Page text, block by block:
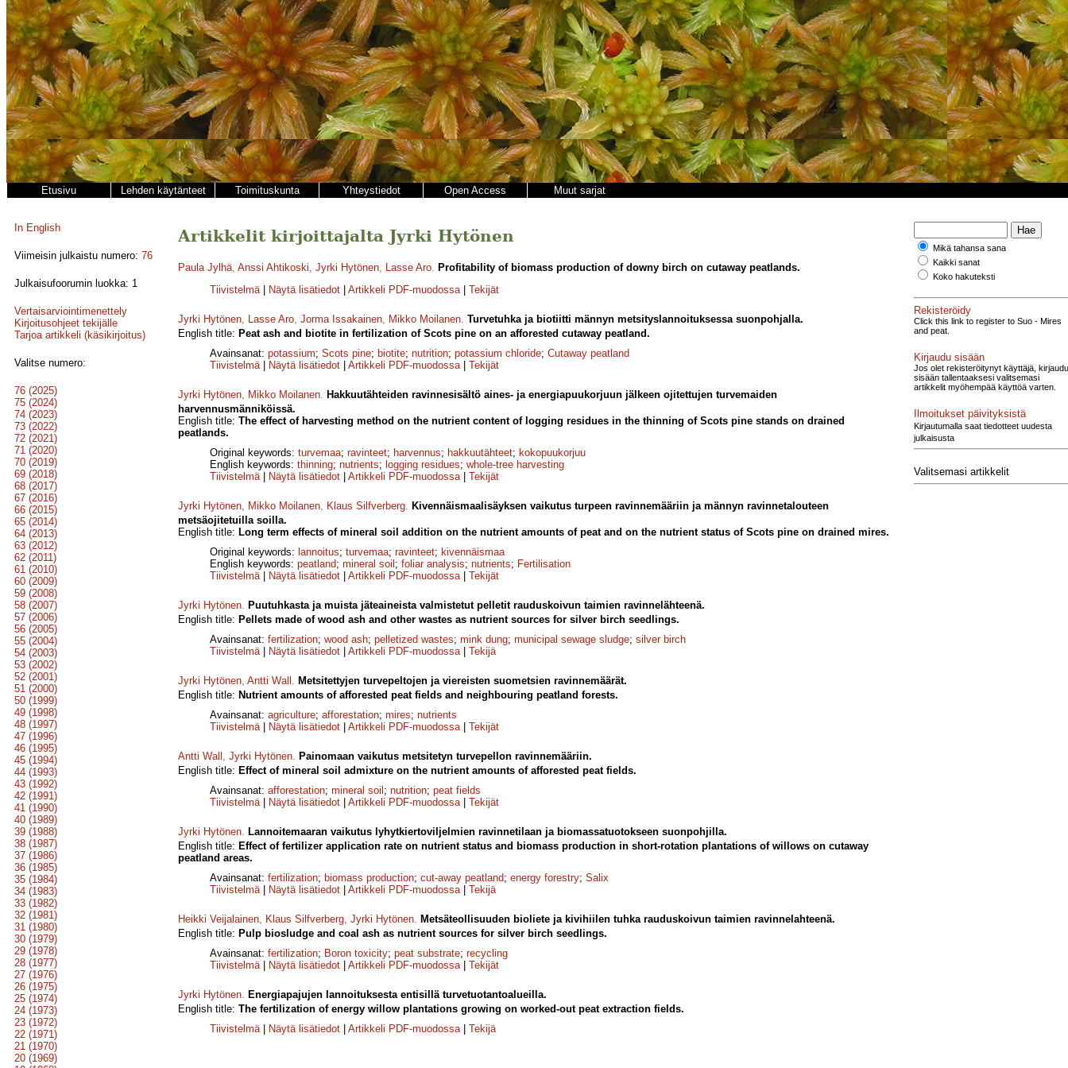
Etusivu Lehden käytänteet Toimituskunta Yhteystiedot Open Access Muut sarjat
In English
Viimeisin julkaistu numero: 76
Julkaisufoorumin luokka: 1
Vertaisarviointimenettely
Kirjoitusohjeet tekijälle
Tarjoa artikkeli (käsikirjoitus)
Valitse numero:
76 (2025)
75 (2024)
74 (2023)
73 (2022)
72 (2021)
71 (2020)
70 (2019)
69 (2018)
68 (2017)
67 (2016)
66 (2015)
65 (2014)
64 (2013)
63 (2012)
62 (2011)
61 (2010)
60 (2009)
59 (2008)
58 (2007)
57 (2006)
56 (2005)
55 (2004)
54 (2003)
53 (2002)
52 (2001)
51 (2000)
50 (1999)
49 (1998)
48 (1997)
47 (1996)
46 (1995)
45 (1994)
44 (1993)
43 (1992)
42 (1991)
41 (1990)
40 (1989)
39 (1988)
38 (1987)
37 (1986)
36 (1985)
35 (1984)
34 (1983)
33 (1982)
32 (1981)
31 (1980)
30 (1979)
29 (1978)
28 (1977)
27 (1976)
26 (1975)
25 (1974)
24 (1973)
23 (1972)
22 (1971)
21 (1970)
20 (1969)
Artikkelit kirjoittajalta Jyrki Hytönen
Paula Jylhä, Anssi Ahtikoski, Jyrki Hytönen, Lasse Aro. Profitability of biomass production of downy birch on cutaway peatlands.
Tiivistelmä| Näytä lisätiedot Artikkeli PDF-muodossa| Tekijät
Jyrki Hytönen, Lasse Aro, Jorma Issakainen, Mikko Moilanen. Turvetuhka ja biotiitti männyn metsityslannoituksessa suonpohjalla.
English title: Peat ash and biotite in fertilization of Scots pine on an afforested cutaway peatland.
Avainsanat: potassium; Scots pine; biotite; nutrition; potassium chloride; Cutaway peatland
Tiivistelmä| Näytä lisätiedot Artikkeli PDF-muodossa| Tekijät
Jyrki Hytönen, Mikko Moilanen. Hakkuutähteiden ravinnesisältö aines- ja energiapuukorjuun jälkeen ojitettujen turvemaiden
harvennusmänniköissä.
English title: The effect of harvesting method on the nutrient content of logging residues in the thinning of Scots pine stands on drained
peatlands.
Original keywords: turvemaa; ravinteet; harvennus; hakkuutähteet; kokopuukorjuu
English keywords: thinning; nutrients; logging residues; whole-tree harvesting
Tiivistelmä| Näytä lisätiedot Artikkeli PDF-muodossa| Tekijät
Jyrki Hytönen, Mikko Moilanen, Klaus Silfverberg. Kivennäismaalisäyksen vaikutus turpeen ravinnemääriin ja männyn ravinnetalouteen
metsäojitetuilla soilla.
English title: Long term effects of mineral soil addition on the nutrient amounts of peat and on the nutrient status of Scots pine on drained mires.
Original keywords: lannoitus; turvemaa; ravinteet; kivennäismaa
English keywords: peatland; mineral soil ; foliar analysis; nutrients; Fertilisation
Tiivistelmä| Näytä lisätiedot Artikkeli PDF-muodossa| Tekijät
Jyrki Hytönen. Puutuhkasta ja muista jäteaineista valmistetut pelletit rauduskoivun taimien ravinnelähteenä.
English title: Pellets made of wood ash and other wastes as nutrient sources for silver birch seedlings.
Avainsanat: fertilization; wood ash; pelletized wastes; mink dung; municipal sewage sludge; silver birch
Tiivistelmä| Näytä lisätiedot Artikkeli PDF-muodossa| Tekijä
Jyrki Hytönen, Antti Wall . Metsitettyjen turvepeltojen ja viereisten suometsien ravinnemäärät.
English title: Nutrient amounts of afforested peat fields and neighbouring peatland forests.
Avainsanat: agriculture; afforestation; mires; nutrients
Tiivistelmä| Näytä lisätiedot Artikkeli PDF-muodossa| Tekijät
Antti Wall , Jyrki Hytönen. Painomaan vaikutus metsitetyn turvepellon ravinnemääriin.
English title: Effect of mineral soil admixture on the nutrient amounts of afforested peat fields.
Avainsanat: afforestation; mineral soil ; nutrition; peat fields
Tiivistelmä| Näytä lisätiedot Artikkeli PDF-muodossa| Tekijät
Jyrki Hytönen. Lannoitemaaran vaikutus lyhytkiertoviljelmien ravinnetilaan ja biomassatuotokseen suonpohjilla.
English title: Effect of fertilizer application rate on nutrient status and biomass production in short-rotation plantations of willows on cut­away
peatland areas.
Avainsanat: fertilization; biomass production; cut-away peatland; energy forestry; Salix
Tiivistelmä| Näytä lisätiedot Artikkeli PDF-muodossa| Tekijä
Heikki Veijalainen, Klaus Silfverberg, Jyrki Hytönen. Metsäteollisuuden bioliete ja kivihiilen tuhka rauduskoivun taimien ravinnelahteenä.
English title: Pulp biosludge and coal ash as nutrient sources for silver birch seedlings.
Avainsanat: fertilization; Boron toxicity; peat substrate; recycling
Tiivistelmä| Näytä lisätiedot Artikkeli PDF-muodossa| Tekijät
Jyrki Hytönen. Energiapajujen lannoituksesta entisillä turvetuotantoalueilla.
English title: The fertilization of energy willow plantations growing on worked-out peat extraction fields.
Tiivistelmä| Näytä lisätiedot Artikkeli PDF-muodossa| Tekijä
Mikä tahansa sana
Kaikki sanat
Koko hakuteksti
Rekisteröidy
Click this link to register to Suo - Mires
and peat.
Kirjaudu sisään
Jos olet rekisteröitynyt käyttäjä, kirjaudu
sisään tallentaaksesi valitsemasi
artikkelit myöhempää käyttöä varten.
Ilmoitukset päivityksistä
Kirjautumalla saat tiedotteet uudesta
julkaisusta
Valitsemasi artikkelit